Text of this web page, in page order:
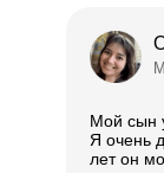
Мой сын
Я очень
лет он